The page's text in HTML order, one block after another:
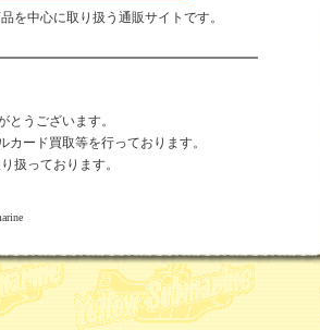
を中心に取り扱う通販サイトです。
うございます。
ード買取等を行っております。
扱っております。